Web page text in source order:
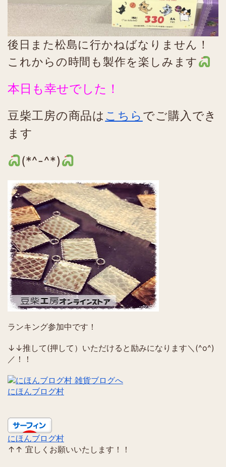
後日また松島に行かねばなりません！
これからの時間も製作を楽しみます
本日も幸せでした！
豆柴工房の商品は こちら でご購入でき
ます
(*^-^*)
ランキング参加中です！
↓↓推して(押して）いただけると励みになります＼(^o^)
／！！
にほんブログ村
にほんブログ村
↑↑ 宜しくお願いいたします！！